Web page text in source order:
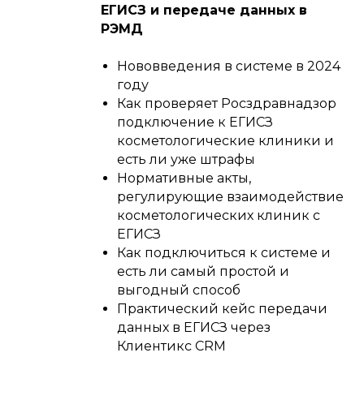
ЕГИСЗ и передаче данных в
РЭМД
Нововведения в системе в 2024
году
Как проверяет Росздравнадзор
подключение к ЕГИСЗ
косметологические клиники и
есть ли уже штрафы
Нормативные акты,
регулирующие взаимодействие
косметологических клиник с
ЕГИСЗ
Как подключиться к системе и
есть ли самый простой и
выгодный способ
Практический кейс передачи
данных в ЕГИСЗ через
Клиентикс CRM